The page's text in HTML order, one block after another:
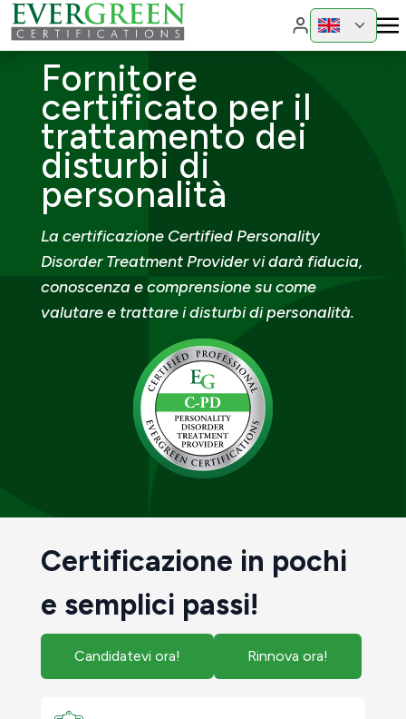
Cambia
Fornitore
certificato per il
trattamento dei
disturbi di
personalità
La certificazione Certified Personality
Disorder Treatment Provider vi darà fiducia,
conoscenza e comprensione su come
valutare e trattare i disturbi di personalità.
Certificazione in pochi
e semplici passi!
Candidatevi ora! Rinnova ora!